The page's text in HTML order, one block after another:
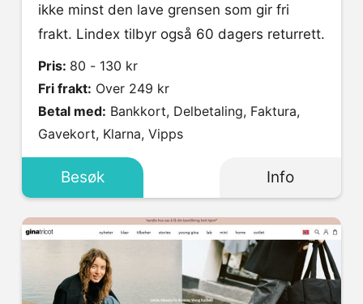
ikke minst den lave grensen som gir fri
frakt. Lindex tilbyr også 60 dagers returrett.
Pris: 80 - 130 kr
Fri frakt: Over 249 kr
Betal med:
Gavekort, Klarna, Vipps
Besøk Info